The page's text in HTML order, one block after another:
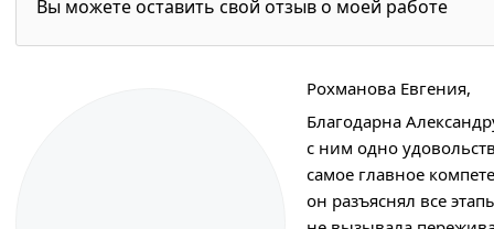
Вы можете оставить свой отзыв о моей работе
Рохманова Евгения,
Благодарна
с ним одно
самое главное
он разъяснял все